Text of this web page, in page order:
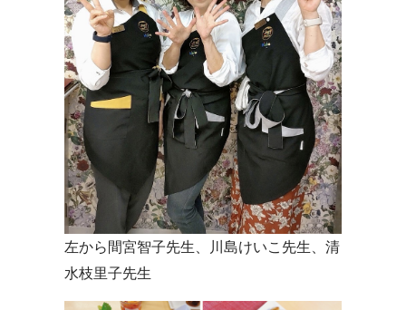
左から間宮智子先生、川島けいこ先生、清
水枝里子先生